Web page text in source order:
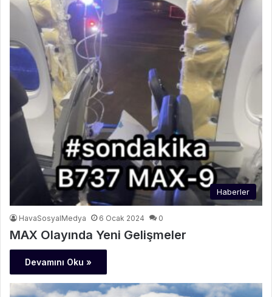
Haberler
HavaSosyalMedya 6 Ocak 2024 0
MAX Olayında Yeni Gelişmeler
Devamını Oku »